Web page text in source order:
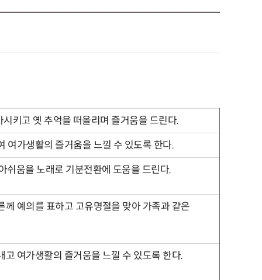
키고 옛 추억을 떠올리며 즐거움을 드린다.
여가생활의 즐거움을 느낄 수 있도록 한다.
쉬움을 노래로 기분전환에 도움을 드린다.
예의를 표하고 고유명절을 맞아 가족과 같은
여가생활의 즐거움을 느낄 수 있도록 한다.